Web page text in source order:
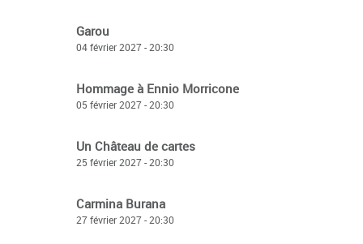
Garou
04 février 2027 - 20:30
Hommage à Ennio Morricone
05 février 2027 - 20:30
Un Château de cartes
25 février 2027 - 20:30
Carmina Burana
27 février 2027 - 20:30